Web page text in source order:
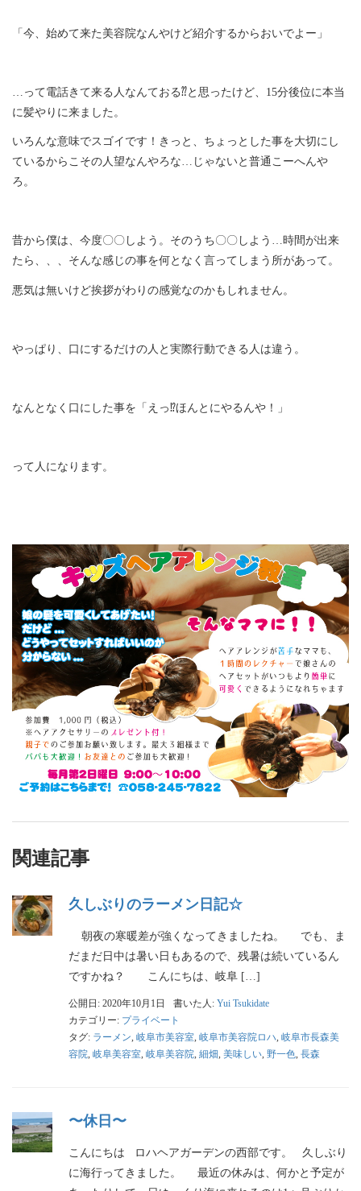
「今、始めて来た美容院なんやけど紹介するからおいでよー」
…って電話きて来る人なんておる⁇と思ったけど、15分後位に本当
に髪やりに来ました。
いろんな意味でスゴイです！きっと、ちょっとした事を大切にし
ているからこその人望なんやろな…じゃないと普通こーへんや
ろ。
昔から僕は、今度〇〇しよう。そのうち〇〇しよう…時間が出来
たら、、、そんな感じの事を何となく言ってしまう所があって。
悪気は無いけど挨拶がわりの感覚なのかもしれません。
やっぱり、口にするだけの人と実際行動できる人は違う。
なんとなく口にした事を「えっ⁉︎ほんとにやるんや！」
って人になります。
関連記事
久しぶりのラーメン日記☆
朝夜の寒暖差が強くなってきましたね。 でも、ま
だまだ日中は暑い日もあるので、残暑は続いているん
ですかね？ こんにちは、岐阜 […]
公開日: 2020年10月1日 書いた人: Yui Tsukidate
カテゴリー: プライベート
タグ: ラーメン, 岐阜市美容室, 岐阜市美容院ロハ, 岐阜市長森美
容院, 岐阜美容室, 岐阜美容院, 細畑, 美味しい, 野一色, 長森
〜休日〜
こんにちは ロハヘアガーデンの西部です。 久しぶり
に海行ってきました。 最近の休みは、何かと予定が